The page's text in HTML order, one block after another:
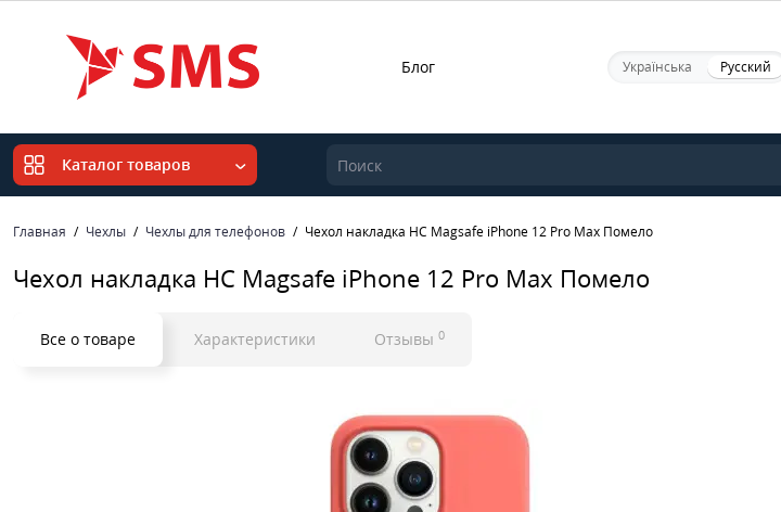
Блог Українська Русский
Каталог товаров
Главная Чехлы Чехлы для телефонов Чехол накладка HC Magsafe iPhone 12 Pro Max Помело
Чехол накладка HC Magsafe iPhone 12 Pro Max Помело
Все о товаре Характеристики Отзывы 0